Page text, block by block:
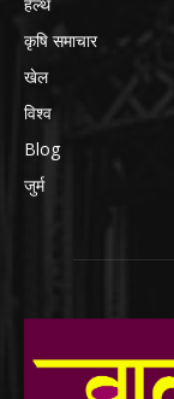
कृषि समाचार
खेल
विश्व
Blog
जुर्म